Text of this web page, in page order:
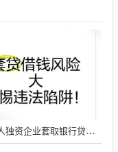
警惕个人独资企业套取银行贷款的风险